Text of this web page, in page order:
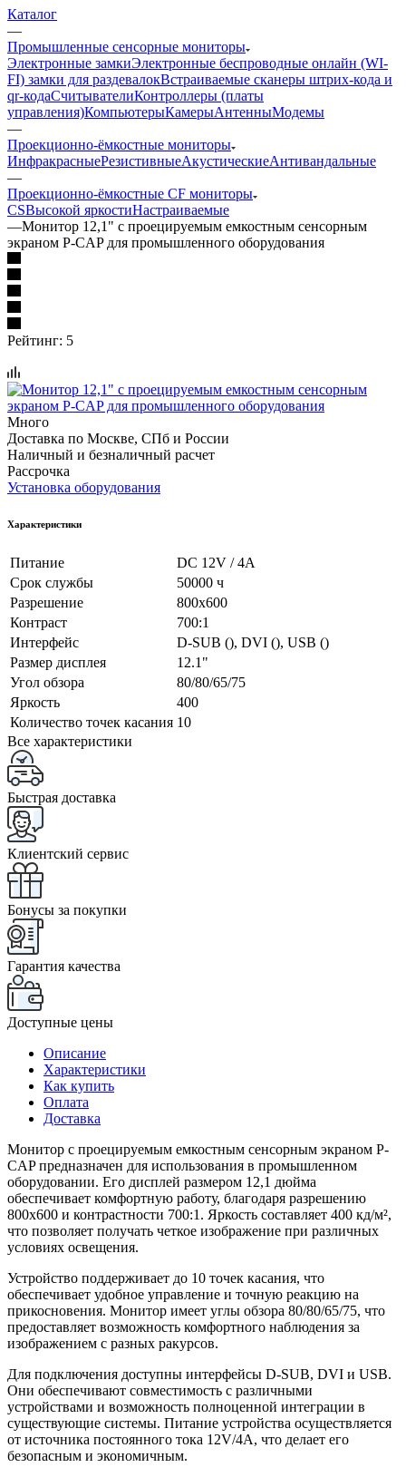
Каталог
—
Промышленные сенсорные мониторы
Электронные замкиЭлектронные беспроводные онлайн (WI-
FI) замки для раздевалокВстраиваемые сканеры штрих-кода и
qr-кодаСчитывателиКонтроллеры (платы
управления)КомпьютерыКамерыАнтенныМодемы
—
Проекционно-ёмкостные мониторы
ИнфракрасныеРезистивныеАкустическиеАнтивандальные
—
Проекционно-ёмкостные CF мониторы
CSВысокой яркостиНастраиваемые
—Монитор 12,1" с проецируемым емкостным сенсорным
экраном P-CAP для промышленного оборудования
Рейтинг: 5
Много
Доставка по Москве, СПб и России
Наличный и безналичный расчет
Рассрочка
Установка оборудования
Характеристики
Питание
DC 12V / 4A
Срок службы
50000 ч
Разрешение
800x600
Контраст
700:1
Интерфейс
D-SUB (), DVI (), USB ()
Размер дисплея
12.1"
Угол обзора
80/80/65/75
Яркость
400
Количество точек касания 10
Все характеристики
Быстрая доставка
Клиентский сервис
Бонусы за покупки
Гарантия качества
Доступные цены
Описание
Характеристики
Как купить
Оплата
Доставка
Монитор с проецируемым емкостным сенсорным экраном P-
CAP предназначен для использования в промышленном
оборудовании. Его дисплей размером 12,1 дюйма
обеспечивает комфортную работу, благодаря разрешению
800x600 и контрастности 700:1. Яркость составляет 400 кд/м²,
что позволяет получать четкое изображение при различных
условиях освещения.
Устройство поддерживает до 10 точек касания, что
обеспечивает удобное управление и точную реакцию на
прикосновения. Монитор имеет углы обзора 80/80/65/75, что
предоставляет возможность комфортного наблюдения за
изображением с разных ракурсов.
Для подключения доступны интерфейсы D-SUB, DVI и USB.
Они обеспечивают совместимость с различными
устройствами и возможность полноценной интеграции в
существующие системы. Питание устройства осуществляется
от источника постоянного тока 12V/4A, что делает его
безопасным и экономичным.